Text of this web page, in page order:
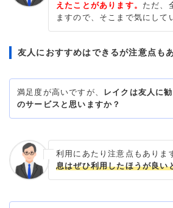
えたことがあります。 ただ、
ますので、そこまで気にして
友人におすすめはできるが注意点も
満足度が高いですが、
レイクは友人に
のサービスと思いますか？
利用にあたり注意点もありま
息はぜひ利用したほうが良い